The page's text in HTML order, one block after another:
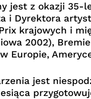
jest z okazji
i Dyrektora
krajowych i
2002),
Europie,
jest